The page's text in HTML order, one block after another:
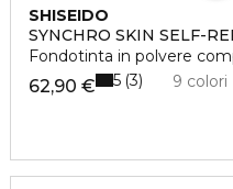
SHISEIDO
SYNCHRO SKIN SELF-
Fondotinta in polvere
62,90 € 9 colori
5 3